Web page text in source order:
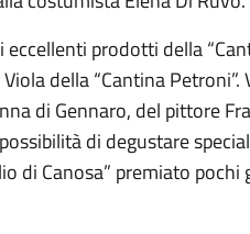
prodotti della
della “Cantina Petroni”.
di Gennaro, del pittore
di degustare
di Canosa” premiato pochi